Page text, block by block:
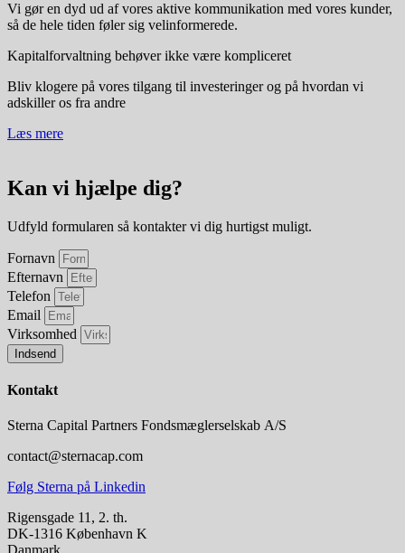
Vi gør en dyd ud af vores aktive kommunikation med vores kunder,
så de hele tiden føler sig velinformerede.
Kapitalforvaltning behøver ikke være kompliceret
Bliv klogere på vores tilgang til investeringer og på hvordan vi
adskiller os fra andre
Læs mere
Kan vi hjælpe dig?
Udfyld formularen så kontakter vi dig hurtigst muligt.
Fornavn
Efternavn
Telefon
Email
Virksomhed
Indsend
Kontakt
Sterna Capital Partners Fondsmæglerselskab A/S
contact@sternacap.com
Følg Sterna på Linkedin
Rigensgade 11, 2. th.
DK-1316 København K